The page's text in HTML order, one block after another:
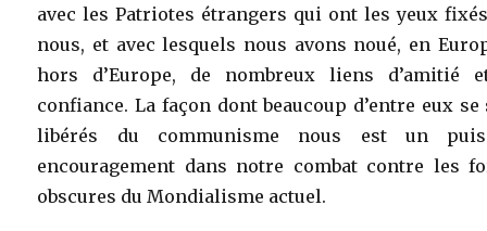
avec les Patriotes étrangers qui ont les yeux
nous, et avec lesquels nous avons noué, en
hors d’Europe, de nombreux liens d’amitié
confiance. La façon dont beaucoup d’entre eux se
libérés du communisme nous est un
encouragement dans notre combat contre les
obscures du Mondialisme actuel.